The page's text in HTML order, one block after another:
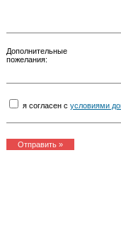
Дополнительные
пожелания:
я согласен с условиями